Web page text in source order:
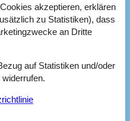
akzeptieren, erklären
zu Statistiken), dass
an Dritte
auf Statistiken und/oder